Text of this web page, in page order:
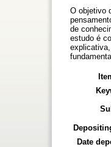
O objetivo
de
estudo é
Date